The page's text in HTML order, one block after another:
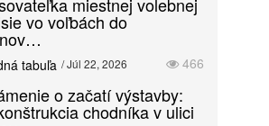
vo voľbách do
466
tabuľa / Júl 22, 2026
o začatí výstavby:
chodníka v ulici